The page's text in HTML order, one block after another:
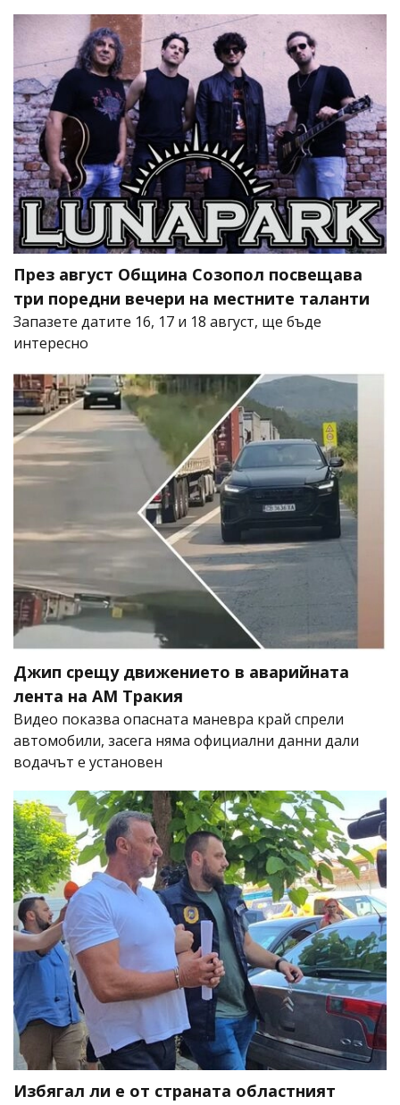
През август Община Созопол посвещава
три поредни вечери на местните таланти
Запазете датите 16, 17 и 18 август, ще бъде
интересно
Джип срещу движението в аварийната
лента на АМ Тракия
Видео показва опасната маневра край спрели
автомобили, засега няма официални данни дали
водачът е установен
Избягал ли е от страната областният